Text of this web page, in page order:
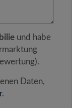
und habe
Daten,
.